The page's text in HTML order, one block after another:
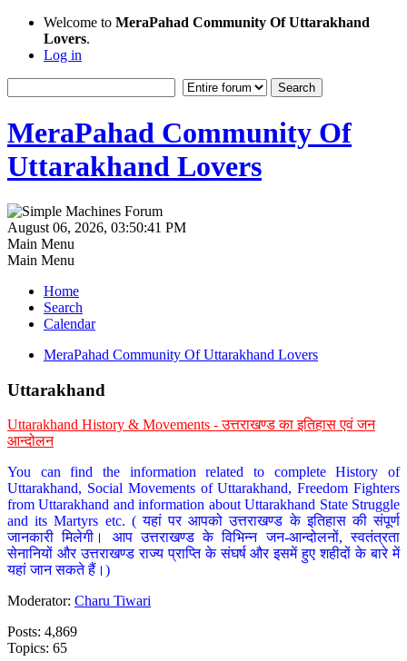
Welcome to MeraPahad Community Of Uttarakhand
Lovers.
Log in
MeraPahad Community Of
Uttarakhand Lovers
August 06, 2026, 03:50:41 PM
Main Menu
Main Menu
Home
Search
Calendar
MeraPahad Community Of Uttarakhand Lovers
Uttarakhand
Uttarakhand History & Movements - उत्तराखण्ड का इतिहास एवं जन
आन्दोलन
You can find the information related to complete History of
Uttarakhand, Social Movements of Uttarakhand, Freedom Fighters
from Uttarakhand and information about Uttarakhand State Struggle
and its Martyrs etc. ( यहां पर आपको उत्तराखण्ड के इतिहास की संपूर्ण
जानकारी मिलेगी। आप उत्तराखण्ड के विभिन्न जन-आन्दोलनों, स्वतंत्रता
सेनानियों और उत्तराखण्ड राज्य प्राप्ति के संघर्ष और इसमें हुए शहीदों के बारे में
यहां जान सकते हैं।)
Moderator: Charu Tiwari
Posts: 4,869
Topics: 65